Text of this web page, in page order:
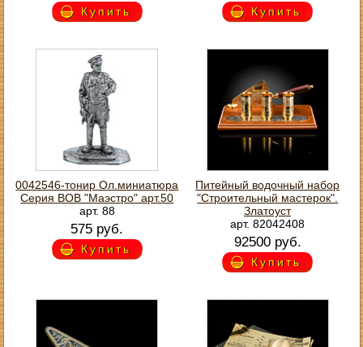
Купить Купить
0042546-тонир Ол.миниатюра
Серия ВОВ "Маэстро" арт.50
арт. 88
575 руб.
Купить
Питейный водочный набор
"Строительный мастерок".
Златоуст
арт. 82042408
92500 руб.
Купить